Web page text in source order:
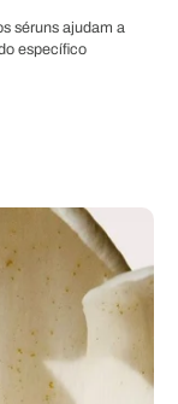
séruns ajudam a
específico